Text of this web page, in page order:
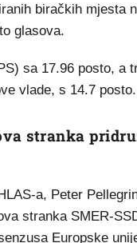
biračkih mjesta
glasova.
sa 17.96 posto, a
vlade, s 14.7 posto.
stranka
a, Peter
stranka SMER-
Europske